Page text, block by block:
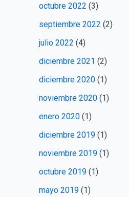
octubre 2022 (3)
septiembre 2022 (2)
julio 2022 (4)
diciembre 2021 (2)
diciembre 2020 (1)
noviembre 2020 (1)
enero 2020 (1)
diciembre 2019 (1)
noviembre 2019 (1)
octubre 2019 (1)
mayo 2019 (1)